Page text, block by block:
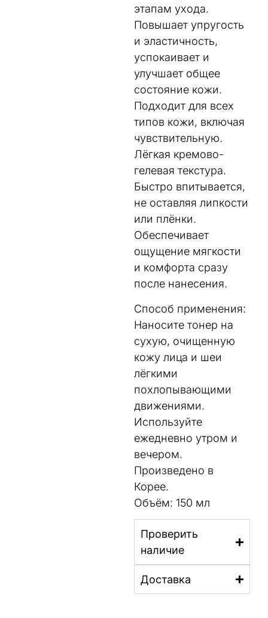
этапам ухода.
Повышает упругость
и эластичность,
успокаивает и
улучшает общее
состояние кожи.
Подходит для всех
типов кожи, включая
чувствительную.
Лёгкая кремово-
гелевая текстура.
Быстро впитывается,
не оставляя липкости
или плёнки.
Обеспечивает
ощущение мягкости
и комфорта сразу
после нанесения.
Способ применения:
Наносите тонер на
сухую, очищенную
кожу лица и шеи
лёгкими
похлопывающими
движениями.
Используйте
ежедневно утром и
вечером.
Произведено в
Корее.
Объём: 150 мл
Проверить
наличие
Доставка